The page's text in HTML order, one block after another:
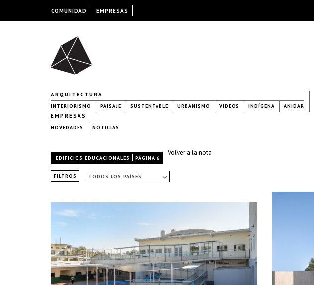
ARQUITECTURA
INTERIORISMO PAISAJE SUSTENTABLE URBANISMO VIDEOS INDÍGENA ANIDAR
EMPRESAS
NOVEDADES NOTICIAS
← Volver a la nota
EDIFICIOS EDUCACIONALES | PÁGINA 6
FILTROS TODOS LOS PAÍSES
COMUNIDAD EMPRESAS